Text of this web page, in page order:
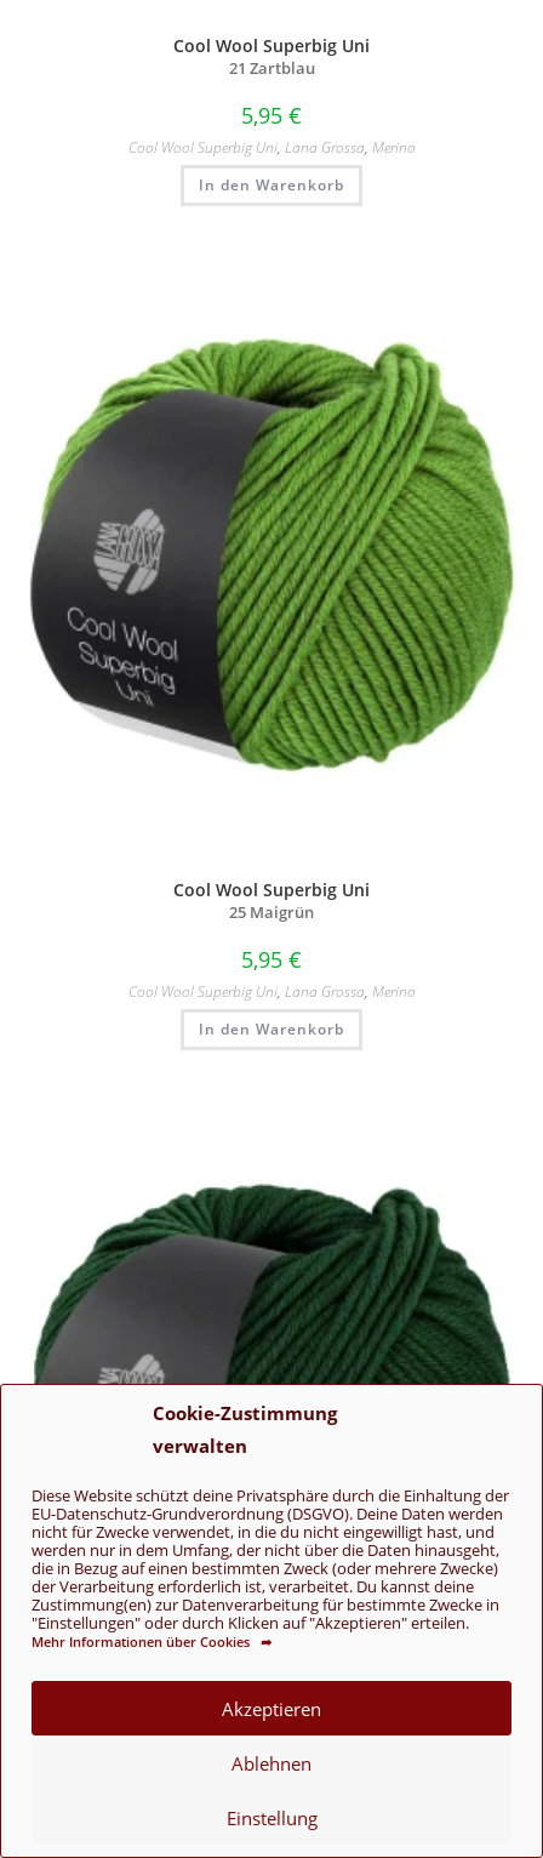
Cookie-Zustimmung
verwalten
Diese Website schützt deine Privatsphäre durch die Einhaltung der
EU-Datenschutz-Grundverordnung (DSGVO). Deine Daten werden
nicht für Zwecke verwendet, in die du nicht eingewilligt hast, und
werden nur in dem Umfang, der nicht über die Daten hinausgeht,
die in Bezug auf einen bestimmten Zweck (oder mehrere Zwecke)
der Verarbeitung erforderlich ist, verarbeitet. Du kannst deine
Zustimmung(en) zur Datenverarbeitung für bestimmte Zwecke in
"Einstellungen" oder durch Klicken auf "Akzeptieren" erteilen.
Mehr Informationen über Cookies ➦
Akzeptieren
Ablehnen
Einstellung
Cool Wool Superbig Uni
21 Zartblau
5,95 €
Cool Wool Superbig Uni, Lana Grossa, Merino
In den Warenkorb
Cool Wool Superbig Uni
25 Maigrün
5,95 €
Cool Wool Superbig Uni, Lana Grossa, Merino
In den Warenkorb
Cool Wool Superbig Uni
28 Flaschengrün
5,95
Lana Grossa